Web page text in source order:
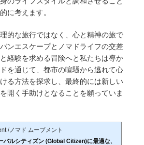
に考えます。
的な旅行ではなく、心と精神の旅で
ンエスケープとノマドライフの交差
経験を求める冒険へと私たちは導か
を通じて、都市の喧騒から逃れて心
る方法を探求し、最終的には新しい
開く手助けとなることを願っていま
/ノマド ムーブメント
バルシティズン (Global Citizen)に最適な、